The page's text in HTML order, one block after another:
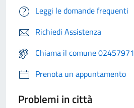
Leggi le domande frequenti
Richiedi Assistenza
Chiama il comune 02457971
Prenota un appuntamento
Problemi in città